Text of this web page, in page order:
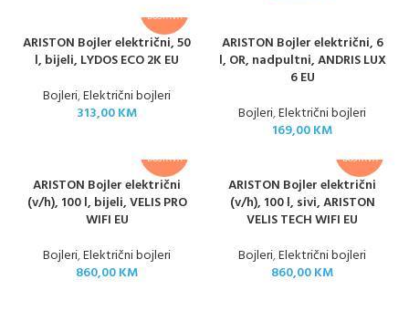
DOSTAVA
ARISTON Bojler električni, 50
l, bijeli, LYDOS ECO 2K EU
Bojleri,Električni bojleri
313,00KM
ARISTON Bojler električni, 6
l, OR, nadpultni, ANDRIS LUX
6 EU
Bojleri,Električni bojleri
169,00KM
DOSTAVA
ARISTON Bojler električni
(v/h), 100 l, bijeli, VELIS PRO
WIFI EU
Bojleri,Električni bojleri
860,00KM
DOSTAVA
ARISTON Bojler električni
(v/h), 100 l, sivi, ARISTON
VELIS TECH WIFI EU
Bojleri,Električni bojleri
860,00KM